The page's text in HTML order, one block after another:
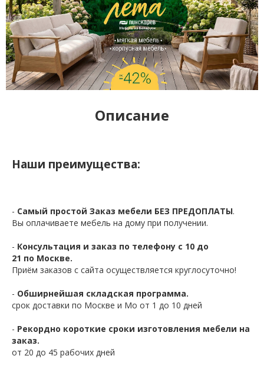
Описание
Наши преимущества:
- Самый простой Заказ мебели БЕЗ ПРЕДОПЛАТЫ.
Вы оплачиваете мебель на дому при получении.
- Консультация и заказ по телефону с 10 до
21 по Москве.
Приём заказов с сайта осуществляется круглосуточно!
- Обширнейшая складская программа.
срок доставки по Москве и Мо от 1 до 10 дней
- Рекордно короткие сроки изготовления мебели на
заказ.
от 20 до 45 рабочих дней